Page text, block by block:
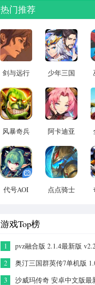
热门推荐
剑与远行
版 vv1.14
少年三国
宝版最新
版 vv5.3.9
风暴奇兵
阿卡迪亚
代号AOI
点点骑士
游戏Top榜
1
pvz融合版 2.1.4最新版
2
奥汀三国群英传7单机版
3
沙威玛传奇 安卓中文版最